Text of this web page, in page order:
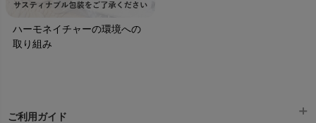
ハーモネイチャーの環境への
取り組み
ご利用ガイド